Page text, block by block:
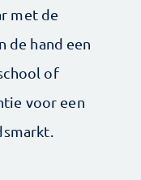
met de
de hand een
of
voor een